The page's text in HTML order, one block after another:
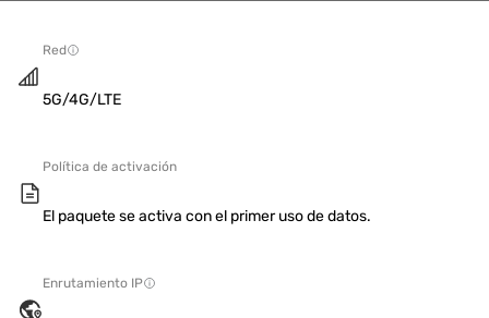
Red
5G/4G/LTE
Política de activación
El paquete se activa con el primer uso de datos.
Enrutamiento IP